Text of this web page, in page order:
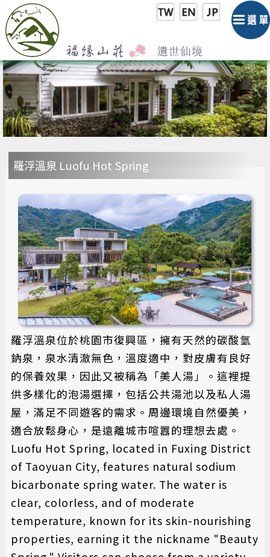
羅浮溫泉 Luofu Hot Spring
羅浮溫泉位於桃園市復興區，擁有天然的碳酸氫
鈉泉，泉水清澈無色，溫度適中，對皮膚有良好
的保養效果，因此又被稱為「美人湯」。這裡提
供多樣化的泡湯選擇，包括公共湯池以及私人湯
屋，滿足不同遊客的需求。周邊環境自然優美，
適合放鬆身心，是遠離城市喧囂的理想去處。
Luofu Hot Spring, located in Fuxing District
of Taoyuan City, features natural sodium
bicarbonate spring water. The water is
clear, colorless, and of moderate
temperature, known for its skin-nourishing
properties, earning it the nickname "Beauty